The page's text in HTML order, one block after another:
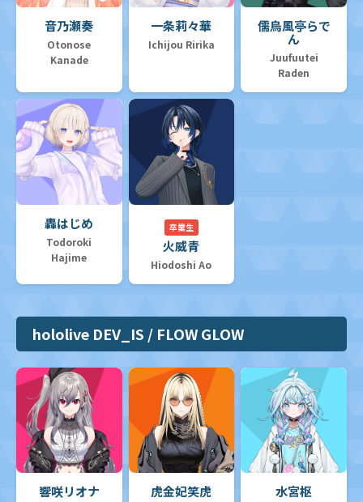
音乃瀬奏
Otonose
Kanade
一条莉々華
Ichijou Ririka
儒烏風亭らで
ん
Juufuutei
Raden
轟はじめ
Todoroki
Hajime
卒業生
火威青
Hiodoshi Ao
hololive DEV_IS / FLOW GLOW
響咲リオナ 虎金妃笑虎 水宮枢